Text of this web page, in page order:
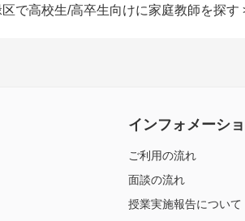
で高校生/高卒生向けに家庭教師を探す
インフォメーシ
ご利用の流れ
面談の流れ
授業実施報告について